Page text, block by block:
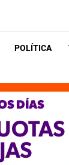
POLÍTICA